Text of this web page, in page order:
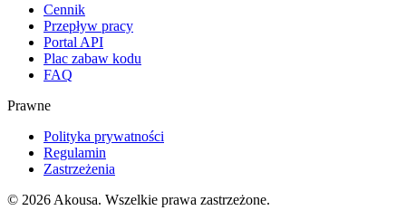
Cennik
Przepływ pracy
Portal API
Plac zabaw kodu
FAQ
Prawne
Polityka prywatności
Regulamin
Zastrzeżenia
© 2026 Akousa. Wszelkie prawa zastrzeżone.